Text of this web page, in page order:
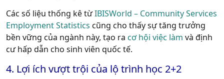
Các số liệu thống kê từIBISWorld – Community Services
Employment Statistics cũng cho thấy sự tăng trưởng
bền vững của ngành này, tạo ra cơ hội việc làm và định
cư hấp dẫn cho sinh viên quốc tế.
4. Lợi ích vượt trội của lộ trình học 2+2